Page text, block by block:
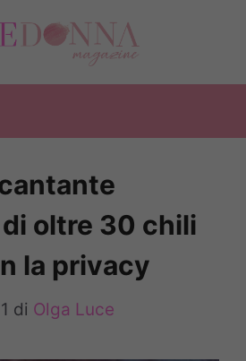
oltre 30 chili
la privacy
di Olga Luce